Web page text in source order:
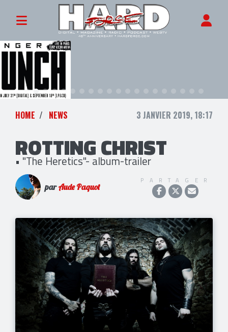
HOME NEWS 3 JANVIER 2019, 18:17
ROTTING CHRIST
• "The Heretics"- album-trailer
parAude Paquot
PARTAGER